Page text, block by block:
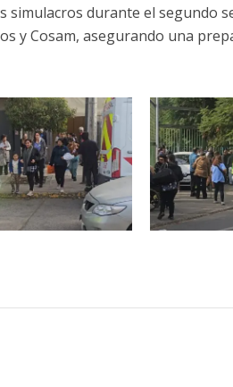
simulacros durante el segundo
y Cosam, asegurando una